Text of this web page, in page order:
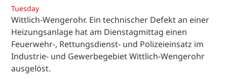
Tuesday
Wittlich-Wengerohr. Ein technischer Defekt an einer
Heizungsanlage hat am Dienstagmittag einen
Feuerwehr-, Rettungsdienst- und Polizeieinsatz im
Industrie- und Gewerbegebiet Wittlich-Wengerohr
ausgelöst.